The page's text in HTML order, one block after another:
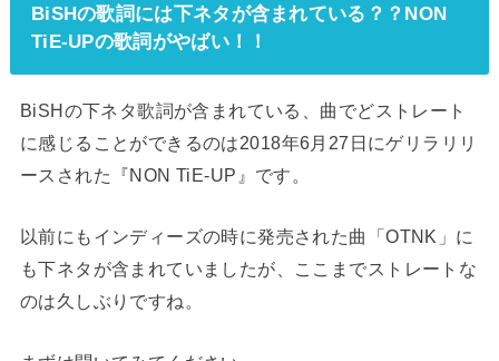
BiSHの歌詞には下ネタが含まれている？？NON
TiE-UPの歌詞がやばい！！
BiSHの下ネタ歌詞が含まれている、曲でどストレート
に感じることができるのは2018年6月27日にゲリラリリ
ースされた
『NON TiE-UP』です。
以前にもインディーズの時に発売された曲「OTNK」に
も下ネタが含まれていましたが、ここまでストレートな
のは久しぶりですね。